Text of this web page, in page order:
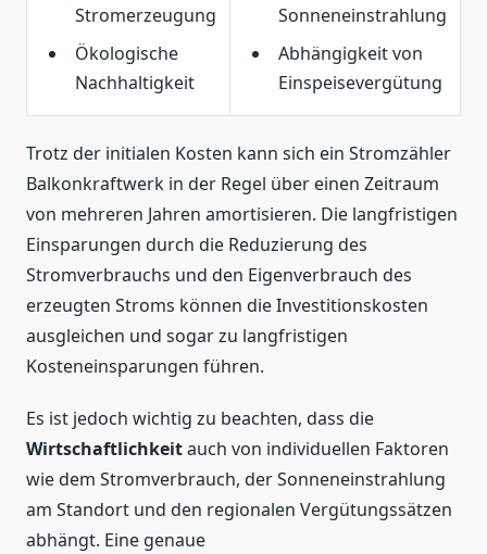
Stromerzeugung
Ökologische
Nachhaltigkeit
Sonneneinstrahlung
Abhängigkeit von
Einspeisevergütung
Trotz der initialen Kosten kann sich ein Stromzähler
Balkonkraftwerk in der Regel über einen Zeitraum
von mehreren Jahren amortisieren. Die langfristigen
Einsparungen durch die Reduzierung des
Stromverbrauchs und den Eigenverbrauch des
erzeugten Stroms können die Investitionskosten
ausgleichen und sogar zu langfristigen
Kosteneinsparungen führen.
Es ist jedoch wichtig zu beachten, dass die
Wirtschaftlichkeitauch von individuellen Faktoren
wie dem Stromverbrauch, der Sonneneinstrahlung
am Standort und den regionalen Vergütungssätzen
abhängt. Eine genaue